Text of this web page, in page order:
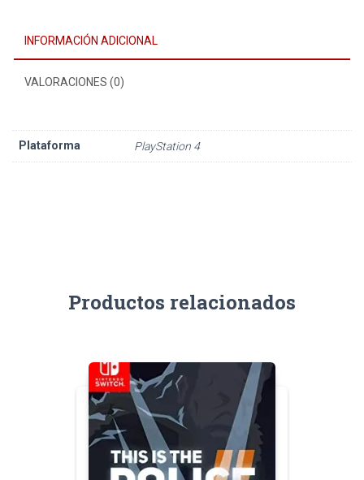
INFORMACIÓN ADICIONAL
VALORACIONES (0)
Plataforma PlayStation 4
Productos relacionados